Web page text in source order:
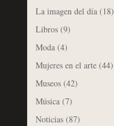
La imagen del día(18)
Libros(9)
Moda(4)
Mujeres en el arte(44)
Museos(42)
Música(7)
Noticias(87)